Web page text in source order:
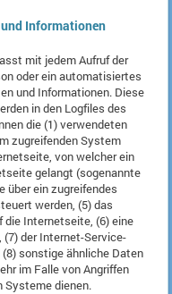
Informationen
mit jedem Aufruf der
oder ein automatisiertes
und Informationen. Diese
in den Logfiles des
die (1) verwendeten
zugreifenden System
von welcher ein
gelangt (sogenannte
über ein zugreifendes
werden, (5) das
die Internetseite, (6) eine
der Internet-Service-
sonstige ähnliche Daten
im Falle von Angriffen
Systeme dienen.